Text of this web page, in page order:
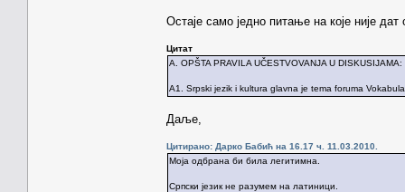
Остаје само једно питање на које није
Цитат
A. OPŠTA PRAVILA UČESTVOVANJA U DISKUSIJAMA:
A1. Srpski jezik i kultura glavna je tema foruma
Даље,
Цитирано: Дарко Бабић на 16.17 ч. 11.03.2010.
Mоја одбрана би била легитимна.
Српски језик не разумем на латиници.